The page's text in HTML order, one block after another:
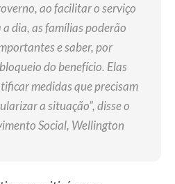
ao facilitar o serviço
dia, as famílias poderão
e saber, por
do benefício. Elas
medidas que precisam
a situação”, disse o
Social, Wellington